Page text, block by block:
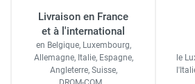
Livraison en France
et à l'international
en Belgique, Luxembourg,
Allemagne, Italie, Espagne,
Angleterre, Suisse,
le